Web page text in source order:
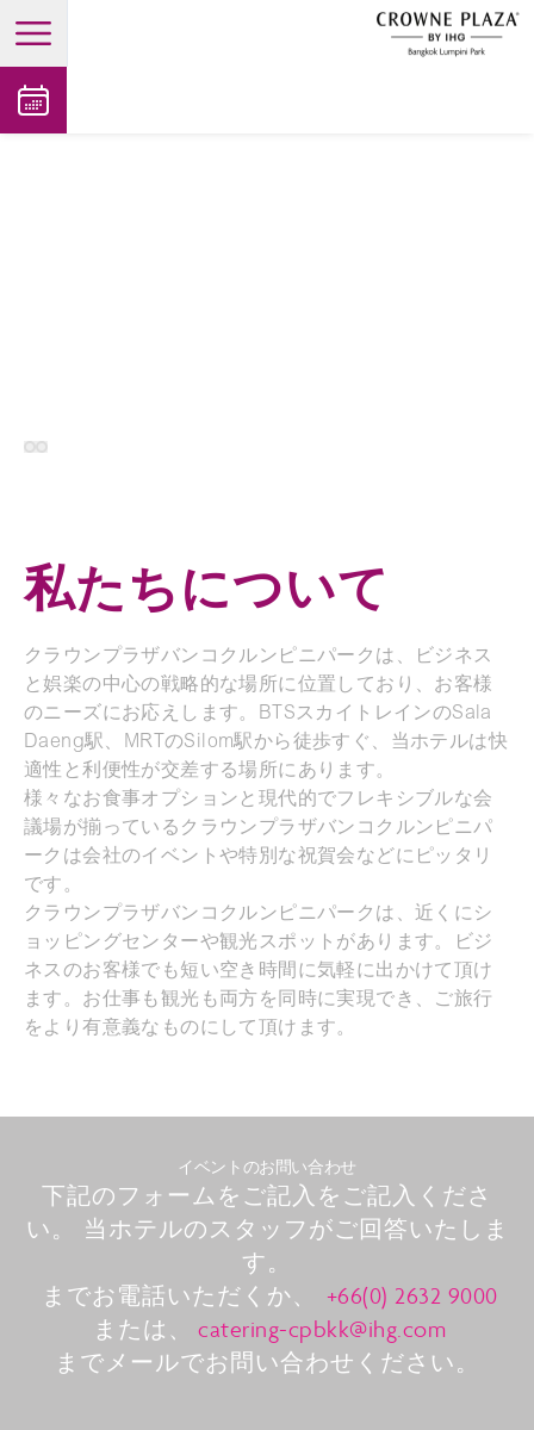
open main menu
私たちについて
クラウンプラザバンコクルンピニパークは、ビジネス
と娯楽の中心の戦略的な場所に位置しており、お客様
のニーズにお応えします。BTSスカイトレインのSala
Daeng駅、MRTのSilom駅から徒歩すぐ、当ホテルは快
適性と利便性が交差する場所にあります。
様々なお食事オプションと現代的でフレキシブルな会
議場が揃っているクラウンプラザバンコクルンピニパ
ークは会社のイベントや特別な祝賀会などにピッタリ
です。
クラウンプラザバンコクルンピニパークは、近くにシ
ョッピングセンターや観光スポットがあります。ビジ
ネスのお客様でも短い空き時間に気軽に出かけて頂け
ます。お仕事も観光も両方を同時に実現でき、ご旅行
をより有意義なものにして頂けます。
イベントのお問い合わせ
下記のフォームをご記入をご記入くださ
い。 当ホテルのスタッフがご回答いたしま
す。
までお電話いただくか、
+66(0) 2632 9000
または、
catering-cpbkk@ihg.com
までメールでお問い合わせください。